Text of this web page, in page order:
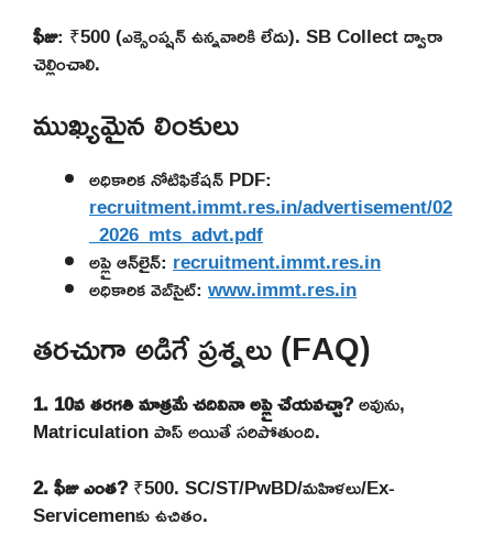
ఫీజు: ₹500 (ఎక్సెంప్షన్ ఉన్నవారికి లేదు). SB Collect ద్వారా
చెల్లించాలి.
ముఖ్యమైన లింకులు
అధికారిక నోటిఫికేషన్ PDF:
recruitment.immt.res.in/advertisement/02
_2026_mts_advt.pdf
అప్లై ఆన్‌లైన్: recruitment.immt.res.in
అధికారిక వెబ్‌సైట్: www.immt.res.in
తరచుగా అడిగే ప్రశ్నలు (FAQ)
1. 10వ తరగతి మాత్రమే చదివినా అప్లై చేయవచ్చా?అవును,
Matriculation పాస్ అయితే సరిపోతుంది.
2. ఫీజు ఎంత?₹500. SC/ST/PwBD/మహిళలు/Ex-
Servicemenకు ఉచితం.